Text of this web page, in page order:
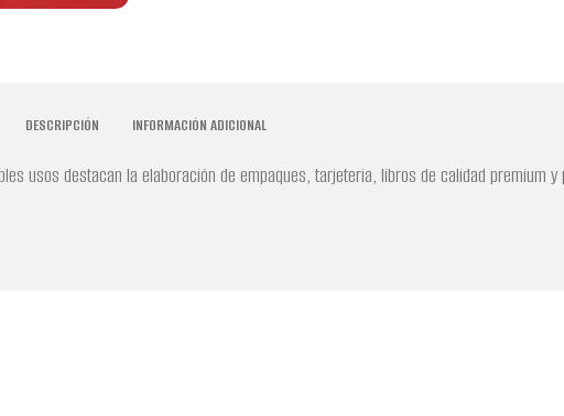
DESCRIPCIÓN INFORMACIÓN ADICIONAL
usos destacan la elaboración de empaques, tarjeteria, libros de calidad premium